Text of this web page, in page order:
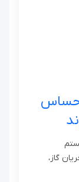
حساس
گاز،